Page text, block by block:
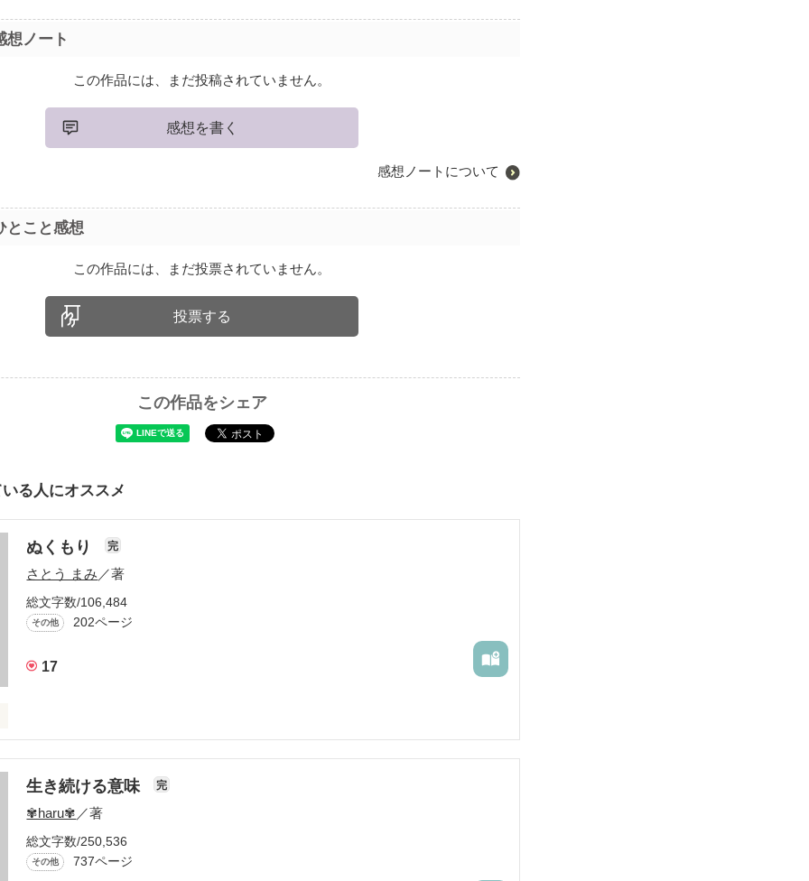
想ノート
この作品には、まだ投稿されていません。
感想を書く
感想ノートについて
とこと感想
この作品には、まだ投票されていません。
投票する
この作品をシェア
る人にオススメ
ぬくもり 完
さとう まみ ／著
総文字数/106,484
その他 202ページ
17
母親になる資格はありますか？
生き続ける意味 完
✾haru✾ ／著
総文字数/250,536
その他 737ページ